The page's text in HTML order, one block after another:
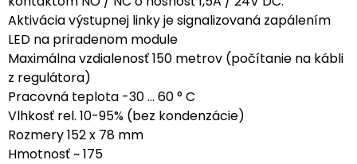
Aktivácia výstupnej linky je signalizovaná zapálením
LED na priradenom module
Maximálna vzdialenosť 150 metrov (počítanie na kábli
z regulátora)
Pracovná teplota -30 ... 60 ° C
Vlhkosť rel. 10-95% (bez kondenzácie)
Rozmery 152 x 78 mm
Hmotnosť ~ 175